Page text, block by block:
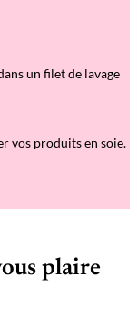
un filet de lavage
vos produits en soie.
plaire